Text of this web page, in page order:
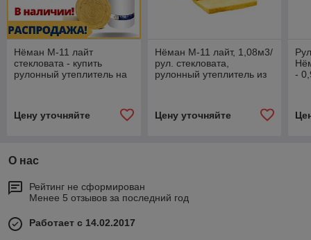
Нёман М-11 лайт
стекловата - купить
рулонный утеплитель на
Цену уточняйте
Нёман М-11 лайт, 1,08м3/
рул. стекловата,
рулонный утеплитель из
Цену уточняйте
-
О нас
Рейтинг не сформирован
Менее 5 отзывов за последний год
Работает с 14.02.2017